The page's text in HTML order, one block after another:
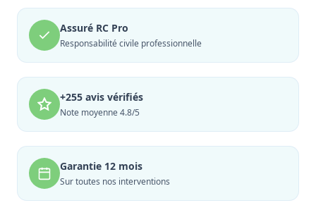
Assuré RC Pro
Responsabilité civile professionnelle
+255 avis vérifiés
Note moyenne 4.8/5
Garantie 12 mois
Sur toutes nos interventions